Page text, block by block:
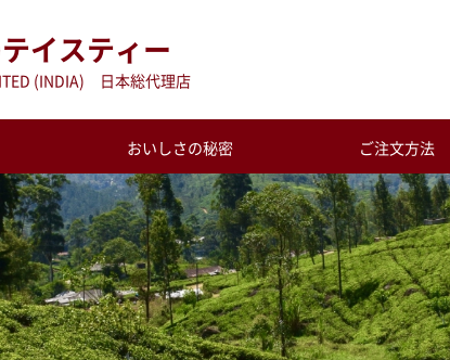
イスティー
(INDIA) 日本総代理店
おいしさの秘密 ご注文方法